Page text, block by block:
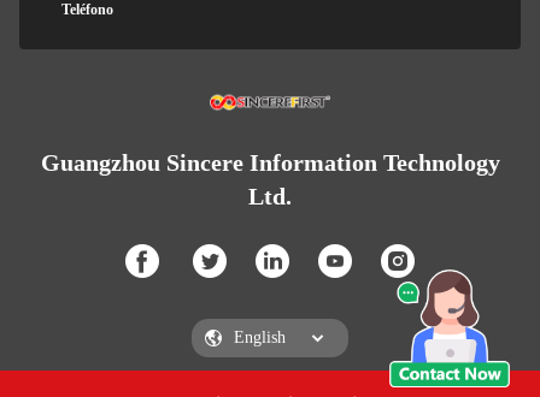
Teléfono
Guangzhou Sincere Information Technology
Ltd.